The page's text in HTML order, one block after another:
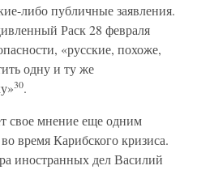
либо публичные заявления.
Раск 28 февраля
«русские, похоже,
одну и ту же
30.
свое мнение еще одним
время Карибского кризиса.
иностранных дел Василий